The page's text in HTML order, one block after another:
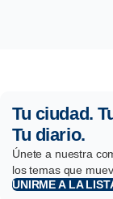
Tu ciudad.
Tu diario.
Únete a nuestra
los temas que
UNIRME A LA